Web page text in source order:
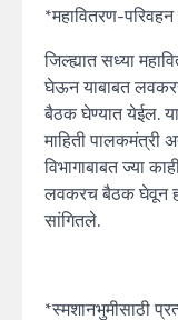
*महावितरण-परिवहन
जिल्ह्यात सध्या
घेऊन याबाबत
बैठक घेण्यात येईल.
माहिती पालकमंत्री
विभागाबाबत ज्या
लवकरच बैठक घेवून
सांगितले.
*स्मशानभुमीसाठी